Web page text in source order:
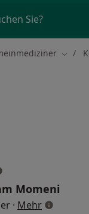
Sie?
Stadt
Momeni
· Mehrüber